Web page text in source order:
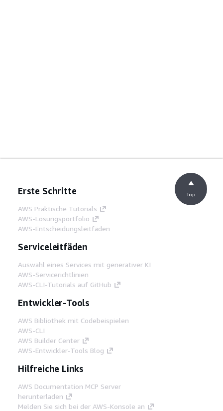
Erste Schritte
AWS Praktische Tutorials
AWS-Lösungsportfolio
AWS-Entscheidungsleitfäden
Serviceleitfäden
Auswahl eines Services mit generativer KI
AWS-Servicerichtlinien
AWS-CLI-Tutorials auf GitHub
Entwickler-Tools
AWS Bibliothek mit Codebeispielen
AWS-CLI
AWS Builder Center
AWS-Entwickler-Tools Blog
Hilfreiche Links
AWS Documentation MCP Server
herunterladen
Melden Sie sich bei der AWS-Konsole an
Top